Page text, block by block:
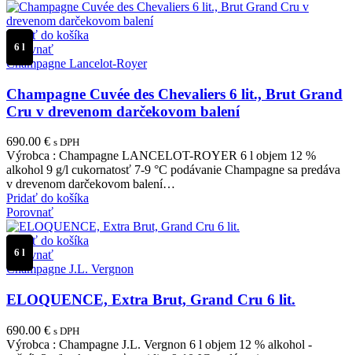
Pridať do košíka
Porovnať
Champagne Lancelot-Royer
Champagne Cuvée des Chevaliers 6 lit., Brut Grand
Cru v drevenom darčekovom balení
690.00 € s DPH
6 l
Výrobca : Champagne LANCELOT-ROYER 6 l objem 12 %
alkohol 9 g/l cukornatosť 7-9 °C podávanie Champagne sa predáva
v drevenom darčekovom balení…
Pridať do košíka
Porovnať
Pridať do košíka
Porovnať
Champagne J.L. Vergnon
ELOQUENCE, Extra Brut, Grand Cru 6 lit.
690.00 € s DPH
6 l
Výrobca : Champagne J.L. Vergnon 6 l objem 12 % alkohol -